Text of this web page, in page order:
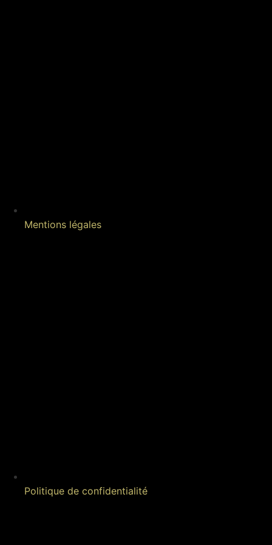
Mentions légales
Politique de confidentialité